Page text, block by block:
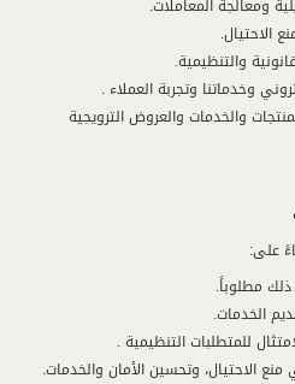
ومعالجة المعاملات.
الاحتيال.
والتنظيمية.
وخدماتنا وتجربة العملاء .
والخدمات والعروض الترويجية
على:
مطلوباً.
الخدمات.
للمتطلبات التنظيمية .
الاحتيال، وتحسين الأمان والخدمات.